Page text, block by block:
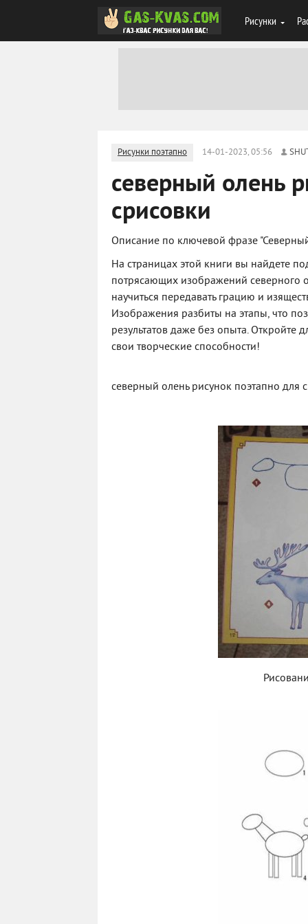
Рисунки
Рисунки поэтапно 14-01-2023, 05:56
северный олень
срисовки
Описание по ключевой фразе
На страницах этой книги вы найдете
потрясающих изображений северного
научиться передавать грацию и
Изображения разбиты на этапы, что
результатов даже без опыта. Откройте
свои творческие способности!
северный олень рисунок поэтапно для